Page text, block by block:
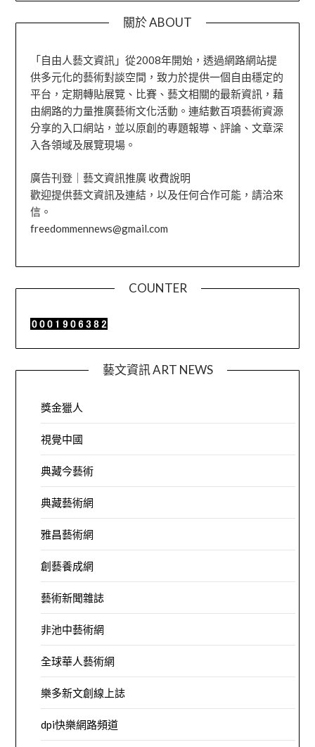
關於 ABOUT
「自由人藝文資訊」從2008年開始，透過網路網站提
供多元化的藝術對談空間，致力於提供一個自由穩定的
平台，定期轉貼展覽、比賽、藝文相關的最新資訊，藉
由網路的力量推廣藝術文化活動。連結數百項藝術資源
分享的入口網站，並以原創的專題報導、評論、文章深
入各領域及展覽現場。
廣告刊登｜藝文資訊推廣 收費說明
歡迎提供藝文資訊及連結，以及任何合作可能，請洽來
信。
freedommennews@gmail.com
COUNTER
藝文資訊 ART NEWS
獎金獵人
視覺中國
典藏今藝術
典藏藝術網
雅昌藝術網
創藝養成網
藝術新聞雜誌
非池中藝術網
全球華人藝術網
樂多新文創線上誌
dpi快樂網路頻道